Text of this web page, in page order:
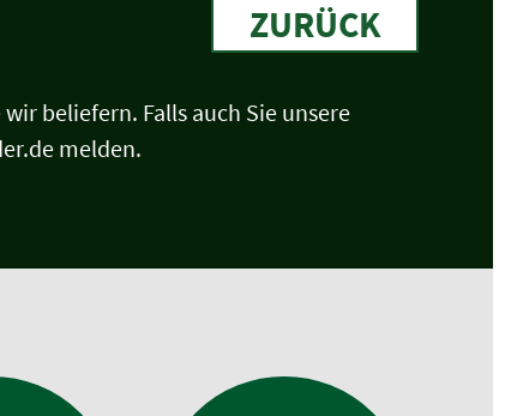
ZURÜCK
beliefern. Falls auch Sie unsere
melden.